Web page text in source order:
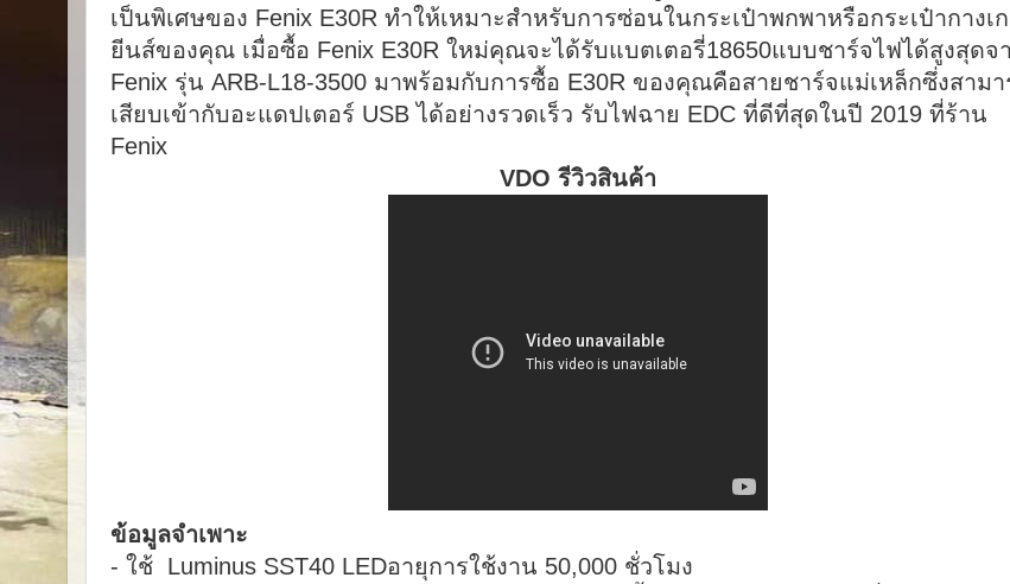
เป็นพิเศษของ Fenix ​​E30R ทำให้เหมาะสำหรับการซ่อนในกระเป๋าพกพาหรือกระเป๋ากางเ
ยีนส์ของคุณ เมื่อซื้อ Fenix ​​E30R ใหม่คุณจะได้รับแบตเตอรี่18650แบบชาร์จไฟได้สูงสุดจ
Fenix ​​รุ่น ARB-L18-3500 มาพร้อมกับการซื้อ E30R ของคุณคือสายชาร์จแม่เหล็กซึ่งสามา
เสียบเข้ากับอะแดปเตอร์ USB ได้อย่างรวดเร็ว รับไฟฉาย EDC ที่ดีที่สุดในปี 2019 ที่ร้าน
Fenix
VDO รีวิวสินค้า
ข้อมูลจำเพาะ
- ใช้ Luminus SST40 LEDอายุการใช้งาน 50,000 ชั่วโมง